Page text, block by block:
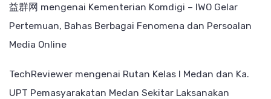
益群网 mengenai Kementerian Komdigi – IWO Gelar
Pertemuan, Bahas Berbagai Fenomena dan Persoalan
Media Online
TechReviewer mengenai Rutan Kelas I Medan dan Ka.
UPT Pemasyarakatan Medan Sekitar Laksanakan